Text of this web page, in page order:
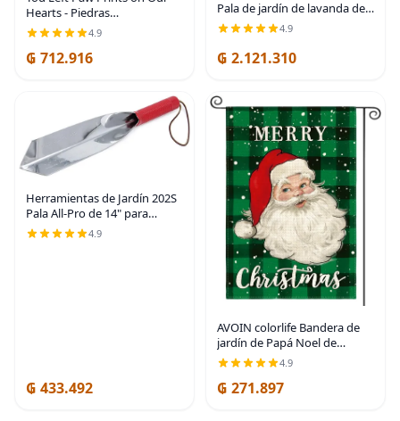
Hearts - Piedras
conmemorativas para
mascotas, lápida
personalizada, placa de jardín
4.9
₲ 712.916
Pala de jardín de lavanda de
40 pulgadas, pala de
jardinería con hoja biselada
de 9 x 11 pulgadas, mango
largo de fibra de
4.9
₲ 2.121.310
Herramientas de Jardín 202S
Pala All-Pro de 14" para
Jardinería
4.9
₲ 433.492
AVOIN colorlife Bandera de
jardín de Papá Noel de
Navidad de 12 x 18 pulgadas
de doble cara, bandera
decorativa de invierno de
4.9
₲ 271.897